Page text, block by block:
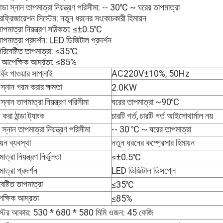
স্নান তাপমাত্রা নিয়ন্ত্রণ পরিসীমা: -- 30℃ ~ ঘরের তাপমাত্রা
সিস্টেম: নতুন ধরনের সংকোচকারী হিমায়ন
নিয়ন্ত্রণ সঠিকতা: ≤±0.5℃
প্রদর্শন: LED ডিজিটাল প্রদর্শন
তাপমাত্রা: ≤35℃
আর্দ্রতা: ≤85%
পাওয়ার সাপ্লাই
AC220V±10%, 50Hz
গরম করার ক্ষমতা
2.0KW
তাপমাত্রা নিয়ন্ত্রণ পরিসীমা
ঘরের তাপমাত্রা ~90℃
ঠান্ডা ট্যাংক
চারটি গর্ত, চারটি গর্ত আইসোথার্মাল নয়
স্নান তাপমাত্রা নিয়ন্ত্রণ পরিসীমা
-- 30 ℃ ~ ঘরের তাপমাত্রা
ব্যবস্থা
নতুন ধরনের কম্প্রেসার হিমায়ন
নিয়ন্ত্রণ নির্ভুলতা
≤±0.5℃
প্রদর্শন
LED ডিজিটাল ডিসপ্লে
তাপমাত্রা
≤35℃
আদ্রতা
≤85%
আকার: 530 * 680 * 580 মিমি ওজন: 45 কেজি